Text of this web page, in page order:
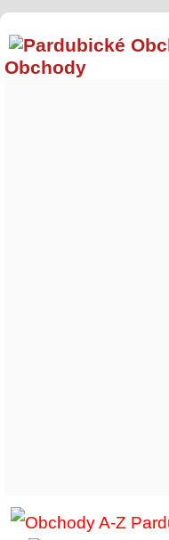
Obchody